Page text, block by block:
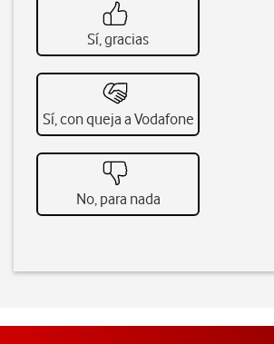
Sí, gracias
Sí, con queja a Vodafone
No, para nada